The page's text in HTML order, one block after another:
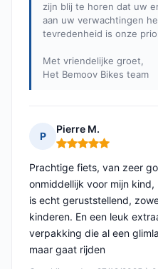
zijn blij te horen dat uw
aan uw verwachtingen
tevredenheid is onze
Met vriendelijke groet,
Het Bemoov Bikes team
P
Pierre M.
Opmerking: 5 van 5
Prachtige fiets, van zeer
onmiddellijk voor mijn
is echt geruststellend,
kinderen. En een leuk
verpakking die al een
maar gaat rijden